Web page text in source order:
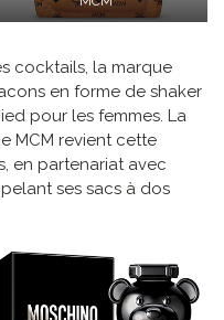
cocktails, la marque
en forme de shaker
pour les femmes. La
MCM revient cette
en partenariat avec
ses sacs à dos